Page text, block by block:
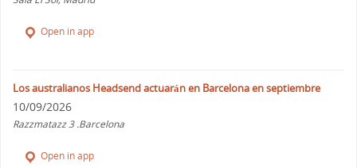
Open in app
Los australianos Headsend actuarán en Barcelona en septiembre
10/09/2026
Razzmatazz 3 .Barcelona
Open in app